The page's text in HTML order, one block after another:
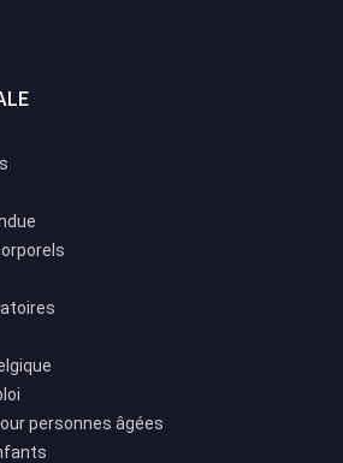
personnes âgées